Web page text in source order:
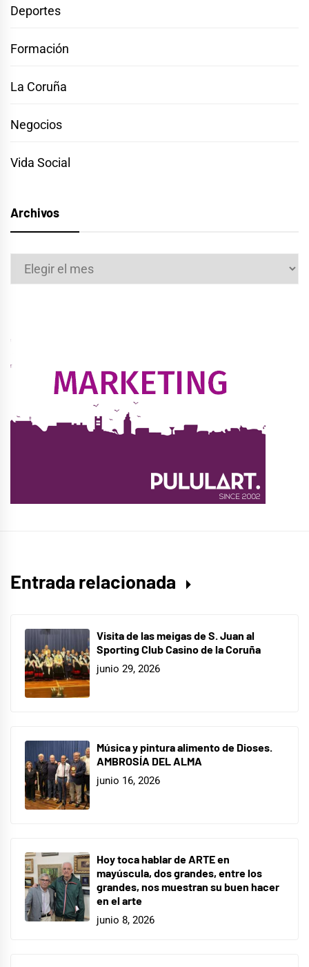
Deportes
Formación
La Coruña
Negocios
Vida Social
Archivos
Archivos
Entrada relacionada
Visita de las meigas de S. Juan al
Sporting Club Casino de la Coruña
junio 29, 2026
Música y pintura alimento de Dioses.
AMBROSÍA DEL ALMA
junio 16, 2026
Hoy toca hablar de ARTE en
mayúscula, dos grandes, entre los
grandes, nos muestran su buen hacer
en el arte
junio 8, 2026